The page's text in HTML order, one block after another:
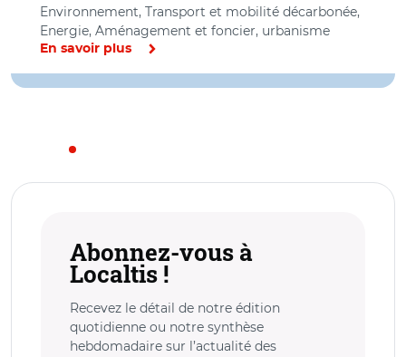
Environnement, Transport et mobilité décarbonée,
Energie, Aménagement et foncier, urbanisme
En savoir plus
Abonnez-vous à
Localtis !
Recevez le détail de notre édition
quotidienne ou notre synthèse
hebdomadaire sur l’actualité des